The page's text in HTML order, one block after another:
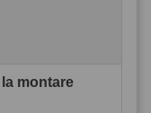
montare